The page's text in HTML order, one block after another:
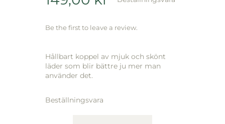
Be the first to leave a review.
Hållbart koppel av mjuk och skönt
läder som blir bättre ju mer man
använder det.
Beställningsvara